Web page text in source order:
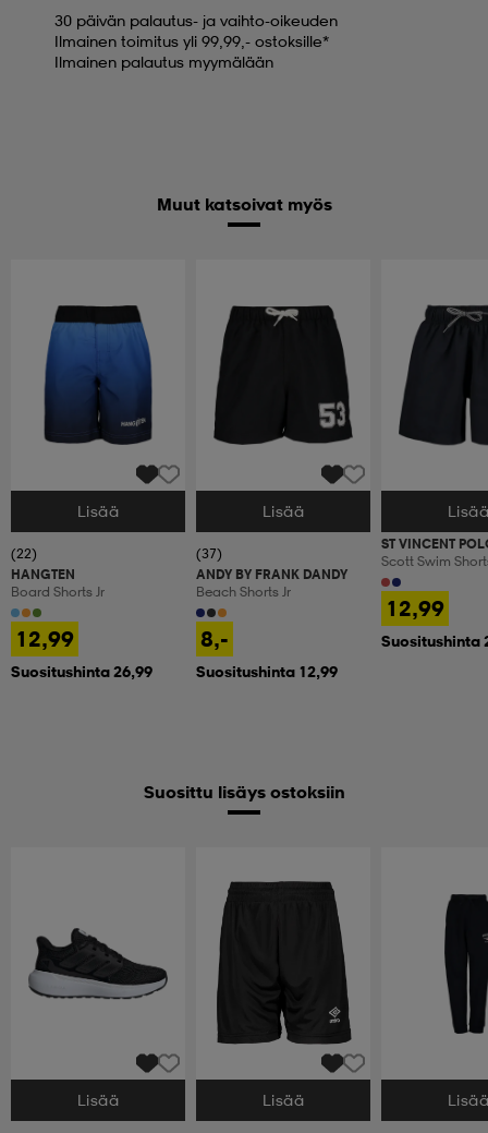
30 päivän palautus- ja vaihto-oikeuden
Ilmainen toimitus yli 99,99,- ostoksille*
Ilmainen palautus myymälään
Muut katsoivat myös
Valitse Koko
Lisää
(22)
HANGTEN
Board Shorts Jr
12,99
Suositushinta 26,99
Valitse Koko
Lisää
(37)
ANDY BY FRANK DANDY
Beach Shorts Jr
8,-
Suositushinta 12,99
Valitse Koko
ST VINCENT
Scott Swim
12,99
Suositushinta
Suosittu lisäys ostoksiin
Valitse Koko
Lisää Valitse Koko
Lisää Valitse Koko